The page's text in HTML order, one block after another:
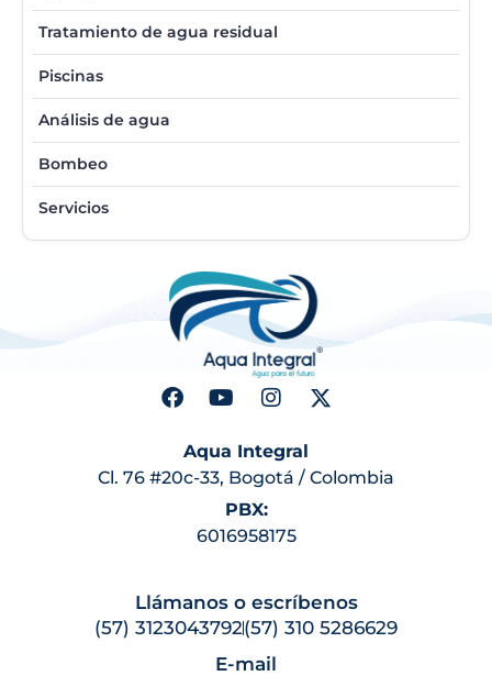
Tratamiento de agua residual
Piscinas
Análisis de agua
Bombeo
Servicios
Aqua Integral
Cl. 76 #20c-33, Bogotá / Colombia
PBX:
6016958175
Llámanos o escríbenos
(57) 3123043792(57) 310 5286629
E-mail